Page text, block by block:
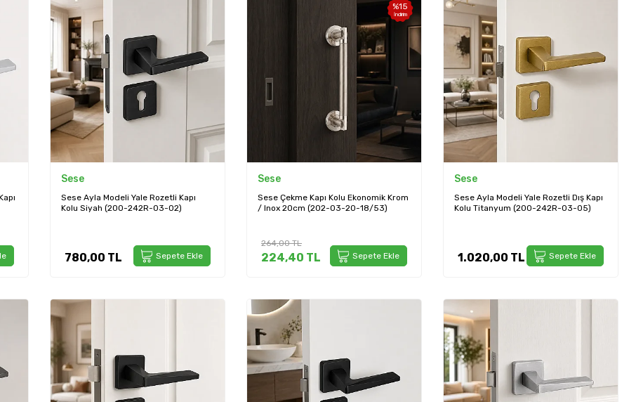
Sese
Sese Ayla Modeli Yale Rozetli Kapı
Kolu Siyah (200-242R-03-02)
780,00 TL Sepete Ekle
%15
İndirim
Sese
Sese Çekme Kapı Kolu Ekonomik Krom
/ Inox 20cm (202-03-20-18/53)
264,00TL
224,40 TL Sepete Ekle
Sese
Sese Ayla Modeli Yale Rozetli Dış Kapı
Kolu Titanyum (200-242R-03-05)
1.020,00 TL Sepete Ekle